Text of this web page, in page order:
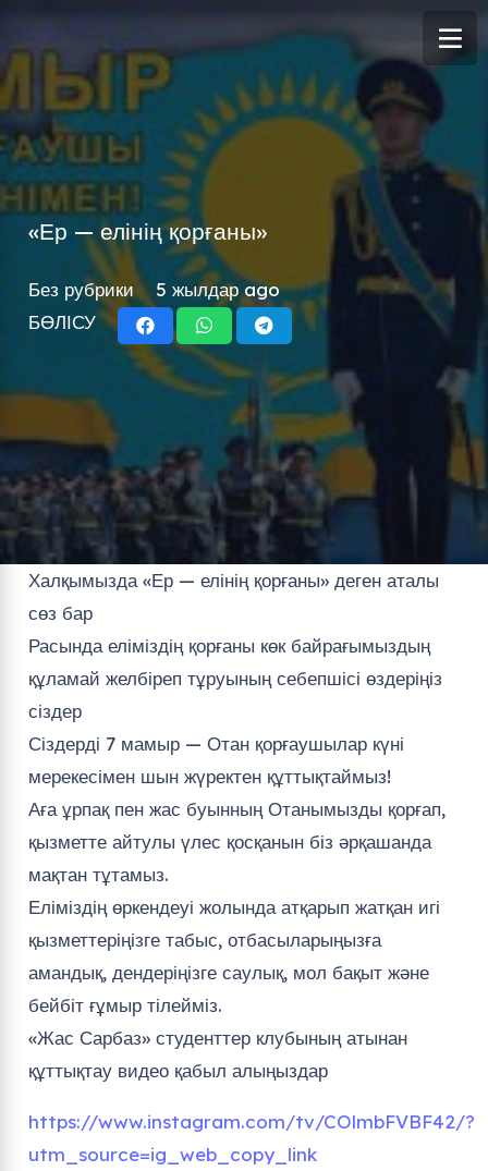
«Ер — елінің қорғаны»
Без рубрики
5 жылдар ago
БӨЛІСУ
Халқымызда «Ер — елінің қорғаны» деген аталы
сөз бар
Расында еліміздің қорғаны көк байрағымыздың
құламай желбіреп тұруының себепшісі өздеріңіз
сіздер
Сіздерді 7 мамыр — Отан қорғаушылар күні
мерекесімен шын жүректен құттықтаймыз!
Аға ұрпақ пен жас буынның Отанымызды қорғап,
қызметте айтулы үлес қосқанын біз әрқашанда
мақтан тұтамыз.
Еліміздің өркендеуі жолында атқарып жатқан игі
қызметтеріңізге табыс, отбасыларыңызға
амандық, дендеріңізге саулық, мол бақыт және
бейбіт ғұмыр тілейміз.
«Жас Сарбаз» студенттер клубының атынан
құттықтау видео қабыл алыңыздар
https://www.instagram.com/tv/COlmbFVBF42/?
utm_source=ig_web_copy_link